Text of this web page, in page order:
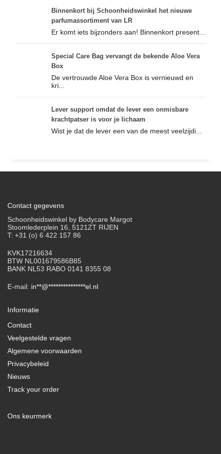
Binnenkort bij Schoonheidswinkel het nieuwe
parfumassortiment van LR
Er komt iets bijzonders aan! Binnenkort present...
Special Care Bag vervangt de bekende Aloe Vera
Box
De vertrouwde Aloe Vera Box is vernieuwd en
kri...
Lever support omdat de lever een onmisbare
krachtpatser is voor je lichaam
Wist je dat de lever een van de meest veelzijdi...
Contact gegevens
Schoonheidswinkel by Bodycare Margot
Stoomlederplein 16, 5121ZT RIJEN
T: +31 (o) 6 422 157 86
KVK17216634
BTW NL001679586B85
BANK NL53 RABO 0141 8355 08
E-mail: in**@***************el.nl
Informatie
Contact
Veelgestelde vragen
Algemene voorwaarden
Privacybeleid
Nieuws
Track your order
Ons keurmerk